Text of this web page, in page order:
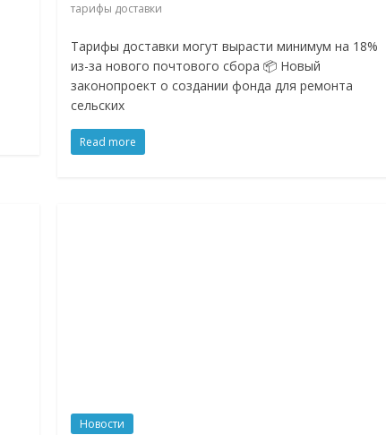
тарифы доставки
Тарифы доставки могут вырасти минимум на 18%
из-за нового почтового сбора 📦 Новый
законопроект о создании фонда для ремонта
сельских
Read more
Новости